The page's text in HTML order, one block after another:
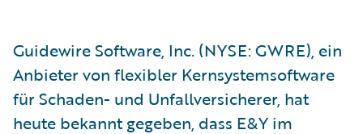
Guidewire Software, Inc. (NYSE: GWRE), ein
Anbieter von flexibler Kernsystemsoftware
für Schaden- und Unfallversicherer, hat
heute bekannt gegeben, dass E&Y im